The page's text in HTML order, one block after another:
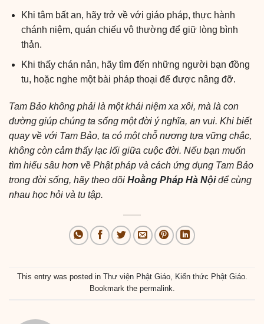
Khi tâm bất an, hãy trở về với giáo pháp, thực hành
chánh niệm, quán chiếu vô thường để giữ lòng bình
thản.
Khi thấy chán nản, hãy tìm đến những người bạn đồng
tu, hoặc nghe một bài pháp thoại để được nâng đỡ.
Tam Bảo không phải là một khái niệm xa xôi, mà là con
đường giúp chúng ta sống một đời ý nghĩa, an vui. Khi biết
quay về với Tam Bảo, ta có một chỗ nương tựa vững chắc,
không còn cảm thấy lạc lối giữa cuộc đời. Nếu bạn muốn
tìm hiểu sâu hơn về Phật pháp và cách ứng dụng Tam Bảo
trong đời sống, hãy theo dõi Hoằng Pháp Hà Nộiđể cùng
nhau học hỏi và tu tập.
This entry was posted in Thư viện Phật Giáo, Kiến thức Phật Giáo.
Bookmark the permalink.